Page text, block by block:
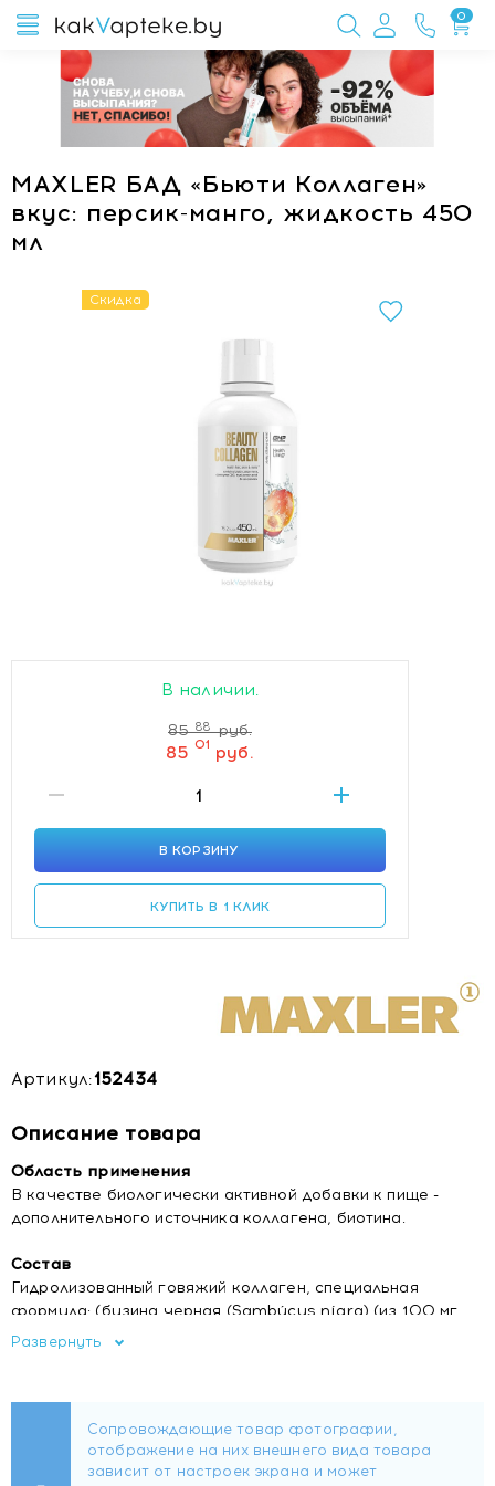
0
MAXLER БАД «Бьюти Коллаген»
вкус: персик-манго, жидкость 450
мл
Скидка
В наличии.
85 88 руб.
85 01 руб.
В КОРЗИНУ
КУПИТЬ В 1 КЛИК
Артикул:152434
Описание товара
Область применения
В качестве биологически активной добавки к пище -
дополнительного источника коллагена, биотина.
Состав
Гидролизованный говяжий коллаген, специальная
формула: (бузина черная (Sambúcus nígra) (из 100 мг
экстракта 10:1), черника (из 100 мг экстракта 10:1), Алое
экстрамель концентрат мякоти дыни (14,000 МЕ SOD/g),
церамосиды экстракт семян пшеницы, БиоПиКьюКью
(пирролохинолинхинон двунатриевая соль)), биотин,
цитрат меди, очищенная вода, свекловичный сахар,
Развернуть